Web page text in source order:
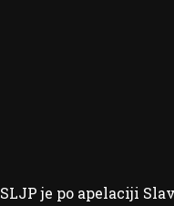
je po apelaciji